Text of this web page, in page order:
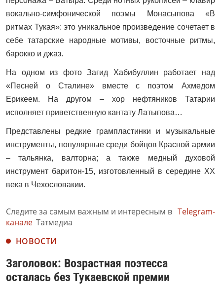
вокально-симфонической поэмы Монасыпова «В
ритмах Тукая»: это уникальное произведение сочетает в
себе татарские народные мотивы, восточные ритмы,
барокко и джаз.
На одном из фото Загид Хабибуллин работает над
«Песней о Сталине» вместе с поэтом Ахмедом
Ерикеем. На другом – хор нефтяников Татарии
исполняет приветственную кантату Латыпова…
Представлены редкие грампластинки и музыкальные
инструменты, популярные среди бойцов Красной армии
– тальянка, валторна; а также медный духовой
инструмент баритон-15, изготовленный в середине ХХ
века в Чехословакии.
Следите за самым важным и интересным в Telegram-
канале Татмедиа
НОВОСТИ
Заголовок: Возрастная поэтесса
осталась без Тукаевской премии